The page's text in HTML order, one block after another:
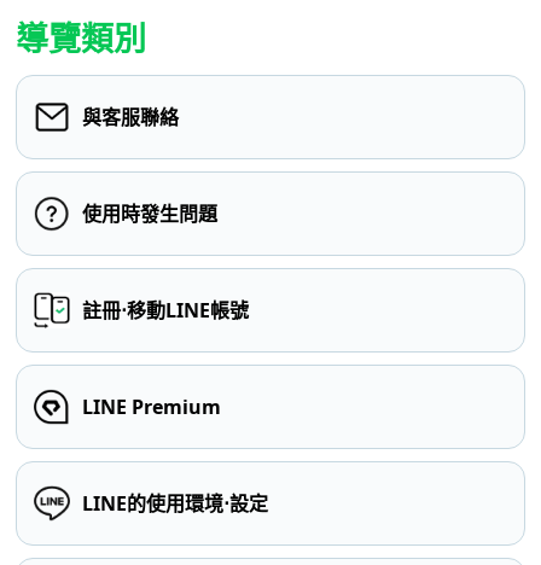
導覽類別
與客服聯絡
使用時發生問題
註冊⋅移動LINE帳號
LINE Premium
LINE的使用環境⋅設定